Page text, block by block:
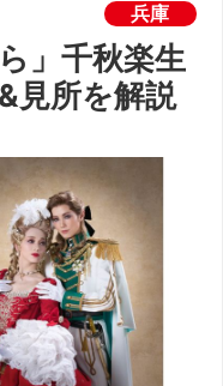
兵庫
」千秋楽生
見所を解説